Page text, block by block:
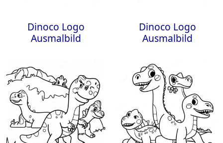
Dinoco Logo
Ausmalbild
Dinoco Logo
Ausmalbild